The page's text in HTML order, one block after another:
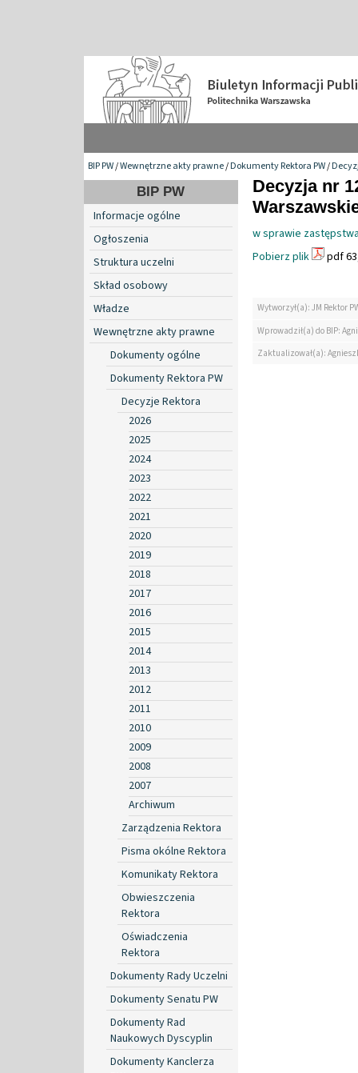
BIP PW/Wewnętrzne akty prawne/Dokumenty Rektora PW/
BIP PW
Informacje ogólne
Ogłoszenia
Struktura uczelni
Skład osobowy
Władze
Wewnętrzne akty prawne
Dokumenty ogólne
Dokumenty Rektora PW
Decyzje Rektora
2026
2025
2024
2023
2022
2021
2020
2019
2018
2017
2016
2015
2014
2013
2012
2011
2010
2009
2008
2007
Archiwum
Zarządzenia Rektora
Pisma okólne Rektora
Komunikaty Rektora
Obwieszczenia
Rektora
Oświadczenia
Rektora
Dokumenty Rady Uczelni
Dokumenty Senatu PW
Dokumenty Rad
Naukowych Dyscyplin
Dokumenty Kanclerza
Decyzja nr
w sprawie
Pobierz plik
pdf
Wytworzył(a): JM Rektor
Wprowadził(a) do BIP:
Zaktualizował(a):